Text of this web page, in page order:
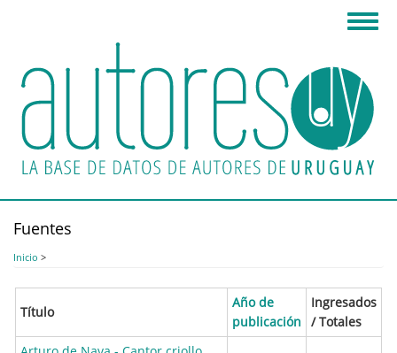
principal
Fuentes
Inicio >
Título
Año de
publicación
Ingresados
/ Totales